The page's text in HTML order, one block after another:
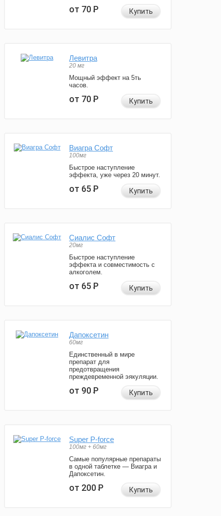
от 70Р Купить
Левитра
20 мг
Мощный эффект на 5ть
часов.
от 70Р Купить
Виагра Софт
100мг
Быстрое наступление
эффекта, уже через 20 минут.
от 65Р Купить
Сиалис Софт
20мг
Быстрое наступление
эффекта и совместимость с
алкоголем.
от 65Р Купить
Дапоксетин
60мг
Единственный в мире
препарат для
предотвращения
преждевременной эякуляции.
от 90Р Купить
Super P-force
100мг + 60мг
Самые популярные препараты
в одной таблетке — Виагра и
Дапоксетин.
от 200Р Купить